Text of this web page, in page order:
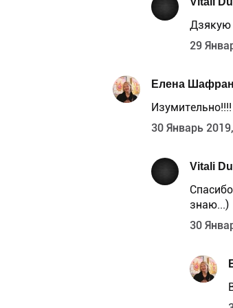
Дзякую
29
Елена
30 Январь
Vitali
знаю...)
30